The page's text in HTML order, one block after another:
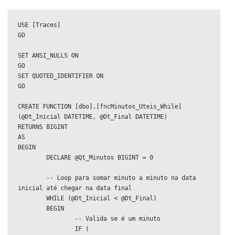
USE [Traces]
GO
SET ANSI_NULLS ON
GO
SET QUOTED_IDENTIFIER ON
GO
CREATE FUNCTION [dbo].[fncMinutos_Uteis_While]
(@Dt_Inicial DATETIME, @Dt_Final DATETIME)
RETURNS BIGINT
AS
BEGIN
inicial até chegar na data final